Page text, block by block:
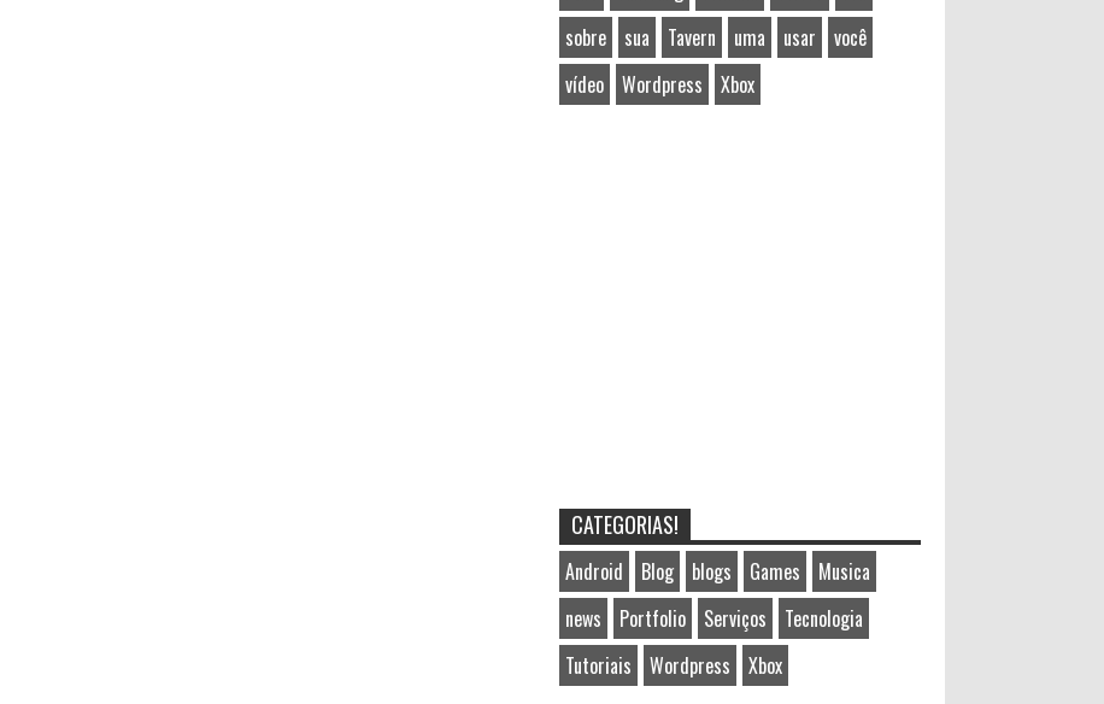
sobre
sua Tavern uma usar
você
vídeo
Wordpress Xbox
CATEGORIAS!
Android Blog blogs Games
Musica
news
Portfolio Serviços
Tecnologia
Tutoriais
Wordpress Xbox